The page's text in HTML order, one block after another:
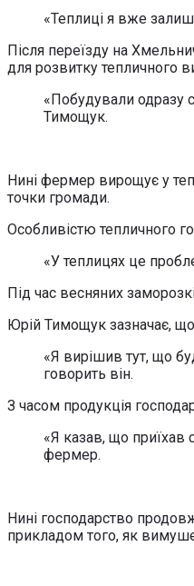
«Теплиці я вже
Після переїзду на
для розвитку тепличного
«Побудували одразу
Тимощук.
Нині фермер вирощує у
точки громади.
Особливістю тепличного
«У теплицях це
Під час весняних
Юрій Тимощук зазначає,
«Я вирішив тут, що
говорить він.
З часом продукція
«Я казав, що приїхав
фермер.
Нині господарство
прикладом того, як